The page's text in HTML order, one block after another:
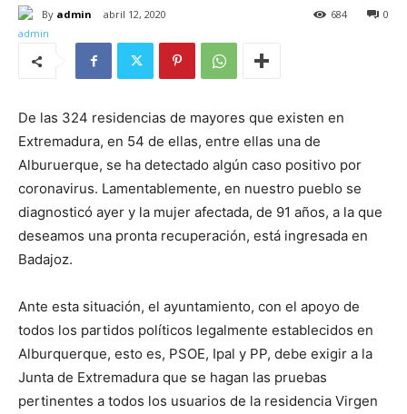
By admin abril 12, 2020 0
684
De las 324 residencias de mayores que existen en
Extremadura, en 54 de ellas, entre ellas una de
Alburuerque, se ha detectado algún caso positivo por
coronavirus. Lamentablemente, en nuestro pueblo se
diagnosticó ayer y la mujer afectada, de 91 años, a la que
deseamos una pronta recuperación, está ingresada en
Badajoz.
Ante esta situación, el ayuntamiento, con el apoyo de
todos los partidos políticos legalmente establecidos en
Alburquerque, esto es, PSOE, Ipal y PP, debe exigir a la
Junta de Extremadura que se hagan las pruebas
pertinentes a todos los usuarios de la residencia Virgen